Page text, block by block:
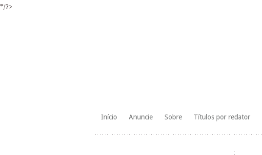
*/?>
Skip
Início Anuncie Sobre Títulos por redator